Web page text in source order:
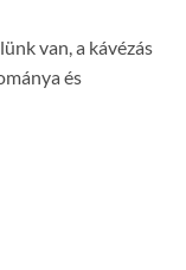
van, a kávézás
és